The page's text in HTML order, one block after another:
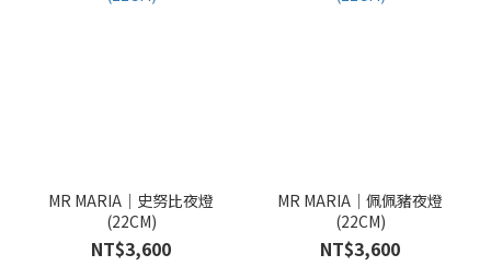
MR MARIA｜史努比夜燈
(22CM)
NT$3,600
MR MARIA｜佩佩豬夜燈
(22CM)
NT$3,600